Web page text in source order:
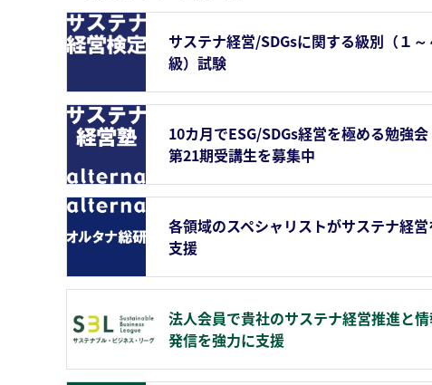
サステナ経営/SDGsに関する級別（１～
級）試験
10カ月でESG/SDGs経営を極める勉強
第21期受講生を募集中
各領域のスペシャリストがサステナ経
支援
法人会員で貴社のサステナ経営推進と
発信を強力に支援